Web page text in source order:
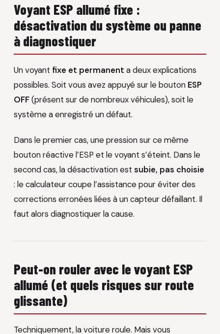
Voyant ESP allumé fixe :
désactivation du système ou panne
à diagnostiquer
Un voyant fixe et permanent a deux explications
possibles. Soit vous avez appuyé sur le bouton ESP
OFF(présent sur de nombreux véhicules), soit le
système a enregistré un défaut.
Dans le premier cas, une pression sur ce même
bouton réactive l’ESP et le voyant s’éteint. Dans le
second cas, la désactivation est subie, pas choisie
: le calculateur coupe l’assistance pour éviter des
corrections erronées liées à un capteur défaillant. Il
faut alors diagnostiquer la cause.
Peut-on rouler avec le voyant ESP
allumé (et quels risques sur route
glissante)
Techniquement, la voiture roule. Mais vous